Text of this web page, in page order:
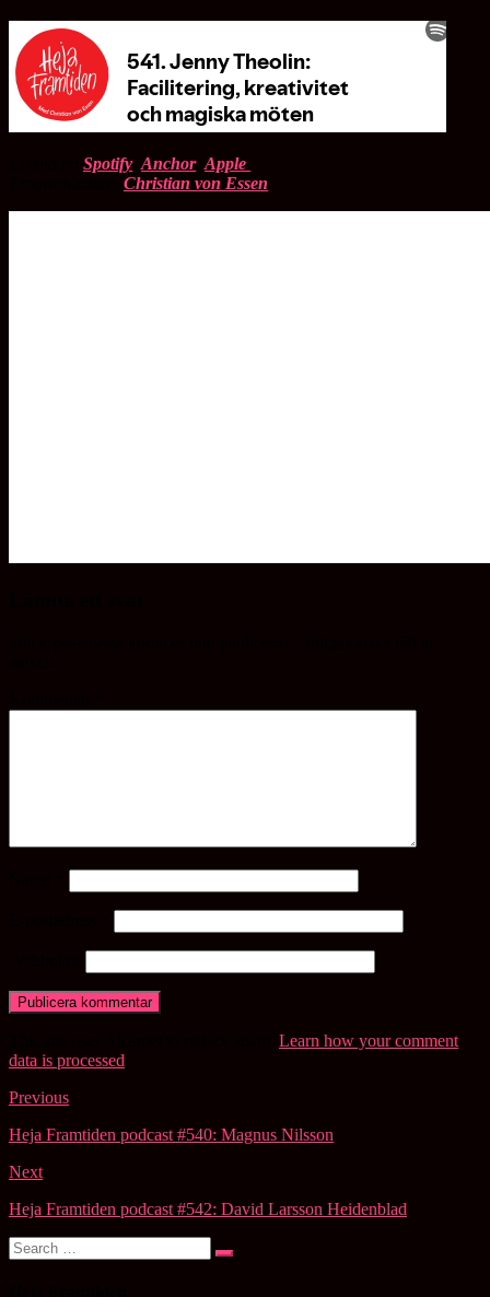
Spotify Anchor, Apple
Christian von Essen
Learn how your comment
data is processed
Post
navigation
Previous
Heja Framtiden podcast #540: Magnus Nilsson
Next
Heja Framtiden podcast #542: David Larsson Heidenblad
Search
for:
Search